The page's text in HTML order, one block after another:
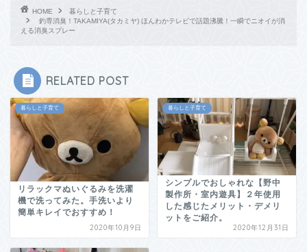
HOME
暮らしと子育て
釣専消臭！TAKAMIYA(タカミヤ) ほんわかテレビで話題沸騰！一瞬でニオイが消
える消臭スプレー
RELATED POST
暮らしと子育て
リラックマぬいぐるみを洗濯
機で洗ってみた。手洗いより
簡単キレイでおすすめ！
2020年10月9日
暮らしと子育て
シンプルでおしゃれな【野中
製作所・室内遊具】２年使用
した感じたメリット・デメリ
ットをご紹介。
2020年12月31日